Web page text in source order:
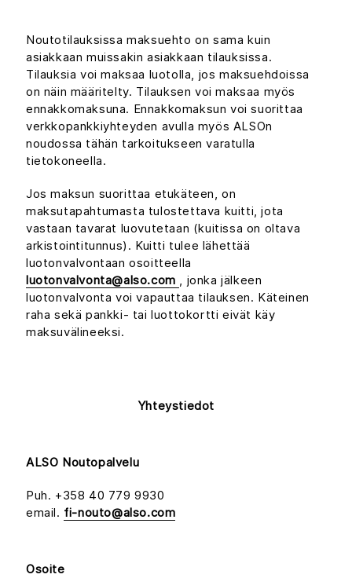
Noutotilauksissa maksuehto on sama kuin
asiakkaan muissakin asiakkaan tilauksissa.
Tilauksia voi maksaa luotolla, jos maksuehdoissa
on näin määritelty. Tilauksen voi maksaa myös
ennakkomaksuna. Ennakkomaksun voi suorittaa
verkkopankkiyhteyden avulla myös ALSOn
noudossa tähän tarkoitukseen varatulla
tietokoneella.
Jos maksun suorittaa etukäteen, on
maksutapahtumasta tulostettava kuitti, jota
vastaan tavarat luovutetaan (kuitissa on oltava
arkistointitunnus). Kuitti tulee lähettää
luotonvalvontaan osoitteella
luotonvalvonta@also.com , jonka jälkeen
luotonvalvonta voi vapauttaa tilauksen. Käteinen
raha sekä pankki- tai luottokortti eivät käy
maksuvälineeksi.
Yhteystiedot
ALSO Noutopalvelu
Puh. +358 40 779 9930
email. fi-nouto@also.com
Osoite